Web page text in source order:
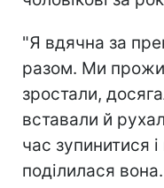
"Я вдячна за
разом. Ми
зростали,
вставали й
час зупинитися
поділилася вона.